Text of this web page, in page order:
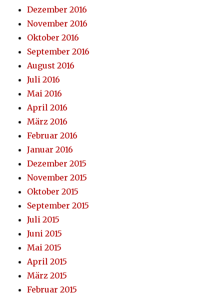
Dezember 2016
November 2016
Oktober 2016
September 2016
August 2016
Juli 2016
Mai 2016
April 2016
März 2016
Februar 2016
Januar 2016
Dezember 2015
November 2015
Oktober 2015
September 2015
Juli 2015
Juni 2015
Mai 2015
April 2015
März 2015
Februar 2015